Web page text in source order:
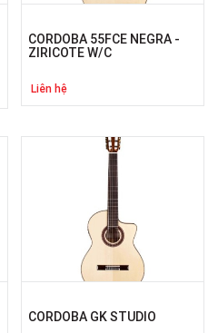
CORDOBA 55FCE NEGRA -
ZIRICOTE W/C
Liên hệ
CORDOBA GK STUDIO